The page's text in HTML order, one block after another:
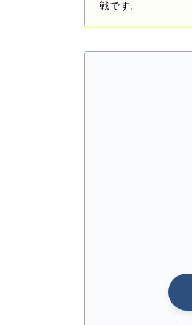
戦です。